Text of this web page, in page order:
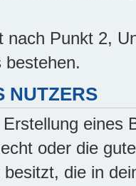
nach Punkt 2,
bestehen.
NUTZERS
eines
oder die
die in